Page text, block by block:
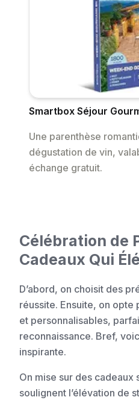
Smartbox Séjour
Une parenthèse
dégustation de vin,
échange gratuit.
Célébration de
Cadeaux Qui
D’abord, on choisit des
réussite. Ensuite, on
et personnalisables,
reconnaissance. Bref,
inspirante.
On mise sur des cadeaux
soulignent l’élévation de